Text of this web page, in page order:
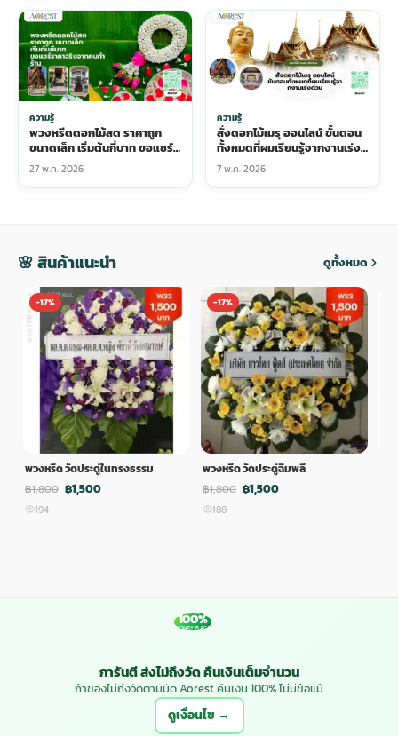
ความรู้
พวงหรีดดอกไม้สด ราคาถูก
ขนาดเล็ก เริ่มต้นกี่บาท ขอแชร์
ราคาจริงจากคนทำร้าน
27 พ.ค. 2026
ความรู้
สั่งดอกไม้เมรุ ออนไลน์ ขั้นตอน
ทั้งหมดที่ผมเรียนรู้จากงานเร่ง
ด่วน
7 พ.ค. 2026
🌸 สินค้าแนะนำ ดูทั้งหมด
-17%
พวงหรีด วัดประดู่ในทรงธรรม
฿1,800 ฿1,500
194
-17%
พวงหรีด วัดประดู่ฉิมพลี
฿1,800 ฿1,500
188
100%
MONEY BACK
การันตี ส่งไม่ถึงวัด คืนเงินเต็มจำนวน
ถ้าของไม่ถึงวัดตามนัด Aorest คืนเงิน 100% ไม่มีข้อแม้
ดูเงื่อนไข →